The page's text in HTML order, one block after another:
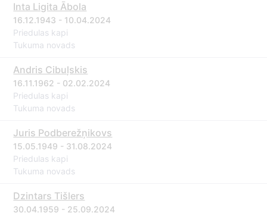
Inta Ligita Ābola
16.12.1943 - 10.04.2024
Priedulas kapi
Tukuma novads
Andris Cibuļskis
16.11.1962 - 02.02.2024
Priedulas kapi
Tukuma novads
Juris Podberežņikovs
15.05.1949 - 31.08.2024
Priedulas kapi
Tukuma novads
Dzintars Tišlers
30.04.1959 - 25.09.2024